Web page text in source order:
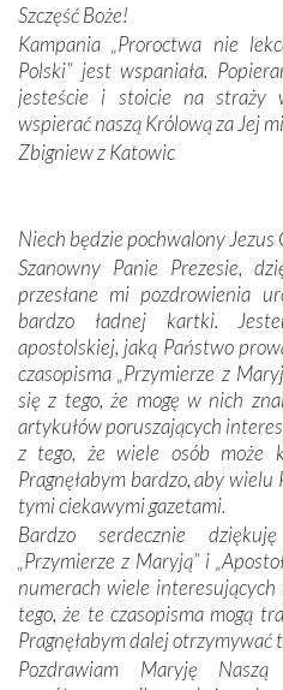
Portugalczyków.
zwyczaje. Mimo że nasze
oddalone, w żaden
Sprawiła to oczywiście
kulturowa bliskość biorąca
wspólnej wierze. Podczas
otacza nie tylko nasz naród,
się Jej ufnie oddają, a także
Jej siebie oraz swych bliskich.
Dzieje Portugalii to
odstępstw, także w życiu
wymiarze tak osobistym, jak
konieczności ciągłego
Opatrzności. Wierność
przynajmniej w życiu
nieszczęściem i
przychodziły na myśl,
przewodników o
zwycięskich bitwach i
kochanków.
Byli tym razem pośród
każdego spośród żyjących
Szczęść Boże!
Kampania „Proroctwa nie
Polski” jest wspaniała.
jesteście i stoicie na straży
wspierać naszą Królową za Jej
Zbigniew z Katowic
Niech będzie pochwalony Jezus
Szanowny Panie Prezesie,
przesłane mi pozdrowienia
bardzo ładnej kartki.
apostolskiej, jaką Państwo
czasopisma „Przymierze z
się z tego, że mogę w nich
artykułów poruszających
z tego, że wiele osób może
Pragnęłabym bardzo, aby wielu
tymi ciekawymi gazetami.
Bardzo serdecznie
„Przymierze z Maryją” i
numerach wiele interesujących
tego, że te czasopisma mogą
Pragnęłabym dalej otrzymywać
Pozdrawiam Maryję